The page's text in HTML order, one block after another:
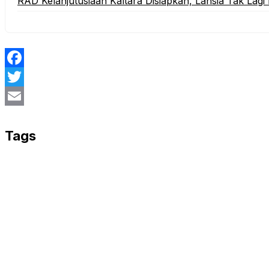
Facebook
Twitter
Tags